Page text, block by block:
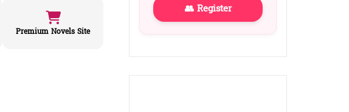
Premium Novels Site
👥 Register